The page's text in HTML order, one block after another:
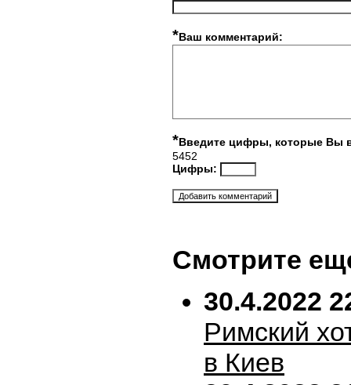
*Ваш комментарий:
*Введите цифры, которые Вы
5452
Цифры:
Смотрите
30.4.2022
Римский
в Киев